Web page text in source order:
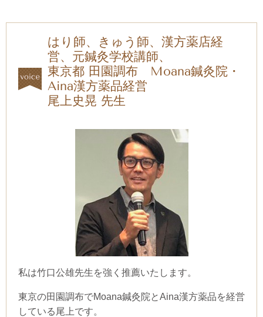
はり師、きゅう師、漢方薬店経
営、元鍼灸学校講師、
東京都 田園調布 Moana鍼灸院・
Aina漢方薬品経営
尾上史晃 先生
私は竹口公雄先生を強く推薦いたします。
東京の田園調布でMoana鍼灸院とAina漢方薬品を経営
している尾上です。